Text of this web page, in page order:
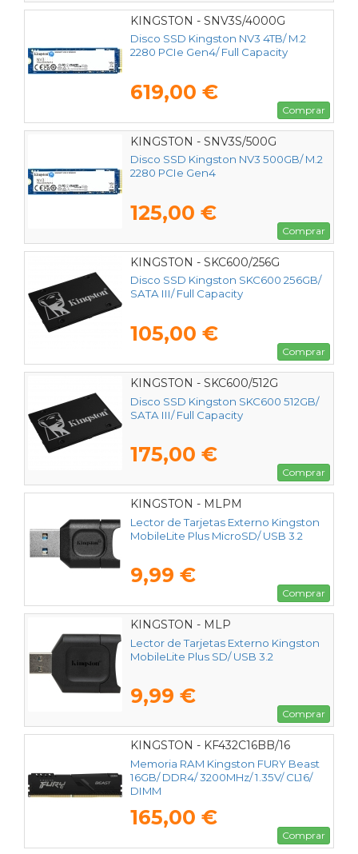
KINGSTON - SNV3S/4000G
Disco SSD Kingston NV3 4TB/ M.2
2280 PCIe Gen4/ Full Capacity
619,00 €
Comprar
KINGSTON - SNV3S/500G
Disco SSD Kingston NV3 500GB/ M.2
2280 PCIe Gen4
125,00 €
Comprar
KINGSTON - SKC600/256G
Disco SSD Kingston SKC600 256GB/
SATA III/ Full Capacity
105,00 €
Comprar
KINGSTON - SKC600/512G
Disco SSD Kingston SKC600 512GB/
SATA III/ Full Capacity
175,00 €
Comprar
KINGSTON - MLPM
Lector de Tarjetas Externo Kingston
MobileLite Plus MicroSD/ USB 3.2
9,99 €
Comprar
KINGSTON - MLP
Lector de Tarjetas Externo Kingston
MobileLite Plus SD/ USB 3.2
9,99 €
Comprar
KINGSTON - KF432C16BB/16
Memoria RAM Kingston FURY Beast
16GB/ DDR4/ 3200MHz/ 1.35V/ CL16/
DIMM
165,00 €
Comprar